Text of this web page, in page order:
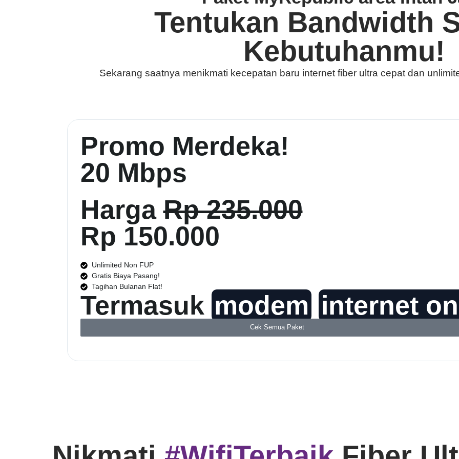
Tentukan Bandwidth
Kebutuhanmu!
Sekarang saatnya menikmati kecepatan baru internet fiber ultra cepat dan
Promo Merdeka!
20 Mbps
HargaRp 235.000
Rp 150.000
Unlimited Non FUP
Gratis Biaya Pasang!
Tagihan Bulanan Flat!
Termasuk modem internet
Cek Semua Paket